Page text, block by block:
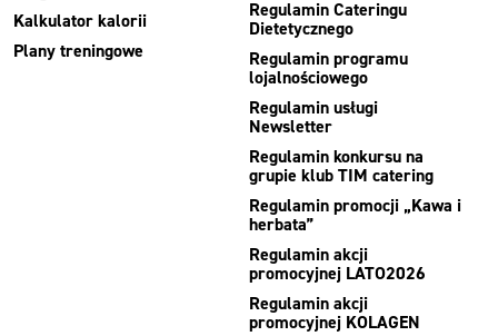
Kalkulator kalorii
Plany treningowe
Regulamin Cateringu
Dietetycznego
Regulamin programu
lojalnościowego
Regulamin usługi
Newsletter
Regulamin konkursu na
grupie klub TIM catering
Regulamin promocji „Kawa i
herbata”
Regulamin akcji
promocyjnej LATO2026
Regulamin akcji
promocyjnej KOLAGEN